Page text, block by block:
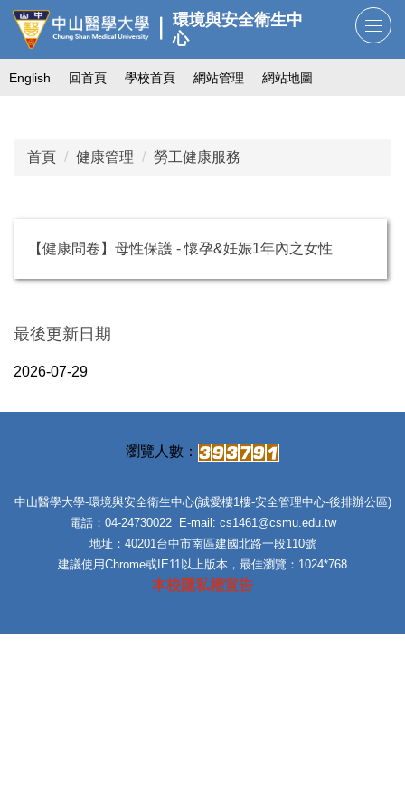
跳
到
主
要
環境與安全衛生中
心
English 回首頁 學校首頁 網站管理 網站地圖
首頁 健康管理 勞工健康服務
【健康問卷】母性保護 - 懷孕&妊娠1年內之女性
最後更新日期
2026-07-29
中山醫學大學-環境與安全衛生中心(誠愛樓1樓-安全管理中心-後排辦公區)
電話：04-24730022 E-mail: cs1461@csmu.edu.tw
地址：40201台中市南區建國北路一段110號
建議使用Chrome或IE11以上版本，最佳瀏覽：1024*768
本校隱私權宣告